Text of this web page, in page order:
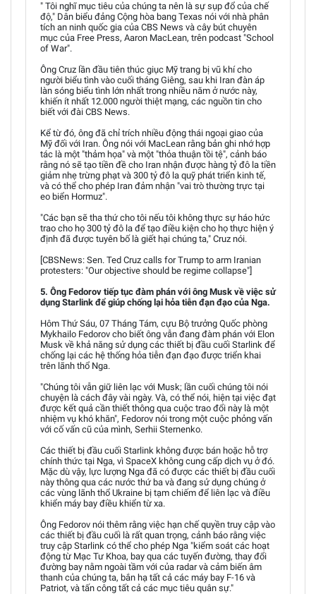
" Tôi nghĩ mục tiêu của chúng ta nên là sự sụp đổ của chế
độ," Dân biểu đảng Cộng hòa bang Texas nói với nhà phân
tích an ninh quốc gia của CBS News và cây bút chuyên
mục của Free Press, Aaron MacLean, trên podcast "School
of War".
Ông Cruz lần đầu tiên thúc giục Mỹ trang bị vũ khí cho
người biểu tình vào cuối tháng Giêng, sau khi Iran đàn áp
làn sóng biểu tình lớn nhất trong nhiều năm ở nước này,
khiến ít nhất 12.000 người thiệt mạng, các nguồn tin cho
biết với đài CBS News.
Kể từ đó, ông đã chỉ trích nhiều động thái ngoại giao của
Mỹ đối với Iran. Ông nói với MacLean rằng bản ghi nhớ hợp
tác là một "thảm họa" và một "thỏa thuận tồi tệ", cảnh báo
rằng nó sẽ tạo tiền đề cho Iran nhận được hàng tỷ đô la tiền
giảm nhẹ trừng phạt và 300 tỷ đô la quỹ phát triển kinh tế,
và có thể cho phép Iran đảm nhận "vai trò thường trực tại
eo biển Hormuz".
"Các bạn sẽ tha thứ cho tôi nếu tôi không thực sự háo hức
trao cho họ 300 tỷ đô la để tạo điều kiện cho họ thực hiện ý
định đã được tuyên bố là giết hại chúng ta," Cruz nói.
[CBSNews: Sen. Ted Cruz calls for Trump to arm Iranian
protesters: "Our objective should be regime collapse"]
5. Ông Fedorov tiếp tục đàm phán với ông Musk về việc sử
dụng Starlink để giúp chống lại hỏa tiễn đạn đạo của Nga.
Hôm Thứ Sáu, 07 Tháng Tám, cựu Bộ trưởng Quốc phòng
Mykhailo Fedorov cho biết ông vẫn đang đàm phán với Elon
Musk về khả năng sử dụng các thiết bị đầu cuối Starlink để
chống lại các hệ thống hỏa tiễn đạn đạo được triển khai
trên lãnh thổ Nga.
"Chúng tôi vẫn giữ liên lạc với Musk; lần cuối chúng tôi nói
chuyện là cách đây vài ngày. Và, có thể nói, hiện tại việc đạt
được kết quả cần thiết thông qua cuộc trao đổi này là một
nhiệm vụ khó khăn", Fedorov nói trong một cuộc phỏng vấn
với cố vấn cũ của mình, Serhii Sternenko.
Các thiết bị đầu cuối Starlink không được bán hoặc hỗ trợ
chính thức tại Nga, vì SpaceX không cung cấp dịch vụ ở đó.
Mặc dù vậy, lực lượng Nga đã có được các thiết bị đầu cuối
này thông qua các nước thứ ba và đang sử dụng chúng ở
các vùng lãnh thổ Ukraine bị tạm chiếm để liên lạc và điều
khiển máy bay điều khiển từ xa.
Ông Fedorov nói thêm rằng việc hạn chế quyền truy cập vào
các thiết bị đầu cuối là rất quan trọng, cảnh báo rằng việc
truy cập Starlink có thể cho phép Nga "kiểm soát các hoạt
động từ Mạc Tư Khoa, bay qua các tuyến đường, thay đổi
đường bay nằm ngoài tầm với của radar và cảm biến âm
thanh của chúng ta, bắn hạ tất cả các máy bay F-16 và
Patriot, và tấn công tất cả các mục tiêu quân sự."